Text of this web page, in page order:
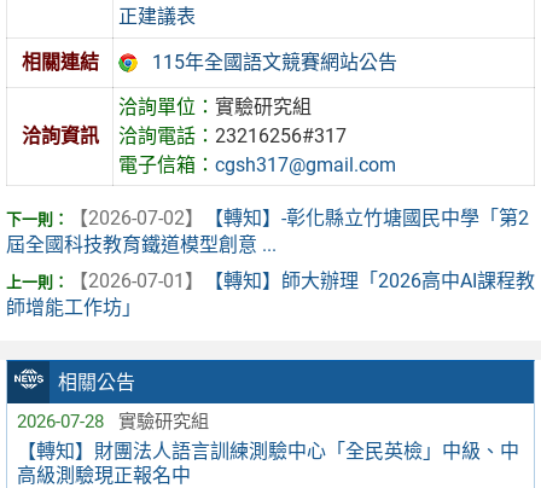
相關公告
2026-07-28 實驗研究組
【轉知】財團法人語言訓練測驗中心「全民英檢」中級、中
高級測驗現正報名中
正建議表
相關連結 115年全國語文競賽網站公告
洽詢資訊
洽詢單位：實驗研究組
洽詢電話：23216256#317
電子信箱：cgsh317@gmail.com
【2026-07-02】
【轉知】-彰化縣立竹塘國民中學「第2
屆全國科技教育鐵道模型創意 ...
【2026-07-01】
【轉知】師大辦理「2026高中AI課程教
師增能工作坊」